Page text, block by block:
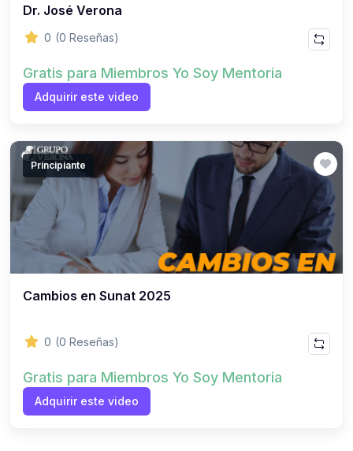
Dr. José Verona
0 (0 Reseñas)
Gratis para Miembros Yo Soy Mentoria
Adquirir este video
Principiante
Cambios en Sunat 2025
0 (0 Reseñas)
Gratis para Miembros Yo Soy Mentoria
Adquirir este video